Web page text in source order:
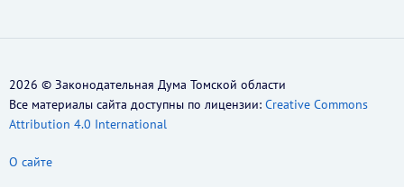
2026 © Законодательная Дума Томской области
Все материалы сайта доступны по лицензии: Creative Commons
Attribution 4.0 International
О сайте